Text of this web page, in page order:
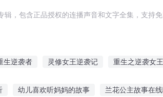
，包含正品授权的连播声音和文字全集，支持
生逆袭者 灵修女王逆袭记 重生之逆袭女王
幼儿喜欢听妈妈的故事 兰花公主故事在